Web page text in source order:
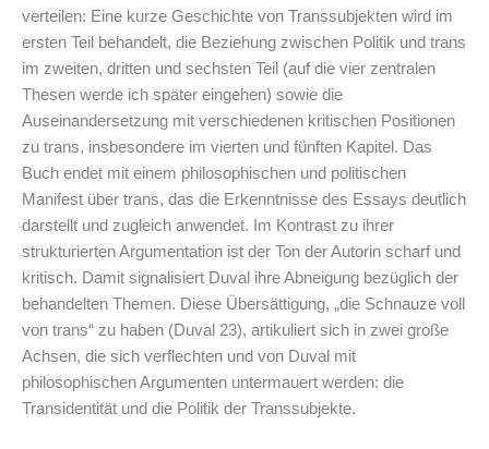
verteilen: Eine kurze Geschichte von Transsubjekten wird im
ersten Teil behandelt, die Beziehung zwischen Politik und trans
im zweiten, dritten und sechsten Teil (auf die vier zentralen
Thesen werde ich später eingehen) sowie die
Auseinandersetzung mit verschiedenen kritischen Positionen
zu trans, insbesondere im vierten und fünften Kapitel. Das
Buch endet mit einem philosophischen und politischen
Manifest über trans, das die Erkenntnisse des Essays deutlich
darstellt und zugleich anwendet. Im Kontrast zu ihrer
strukturierten Argumentation ist der Ton der Autorin scharf und
kritisch. Damit signalisiert Duval ihre Abneigung bezüglich der
behandelten Themen. Diese Übersättigung, „die Schnauze voll
von trans“ zu haben (Duval 23), artikuliert sich in zwei große
Achsen, die sich verflechten und von Duval mit
philosophischen Argumenten untermauert werden: die
Transidentität und die Politik der Transsubjekte.